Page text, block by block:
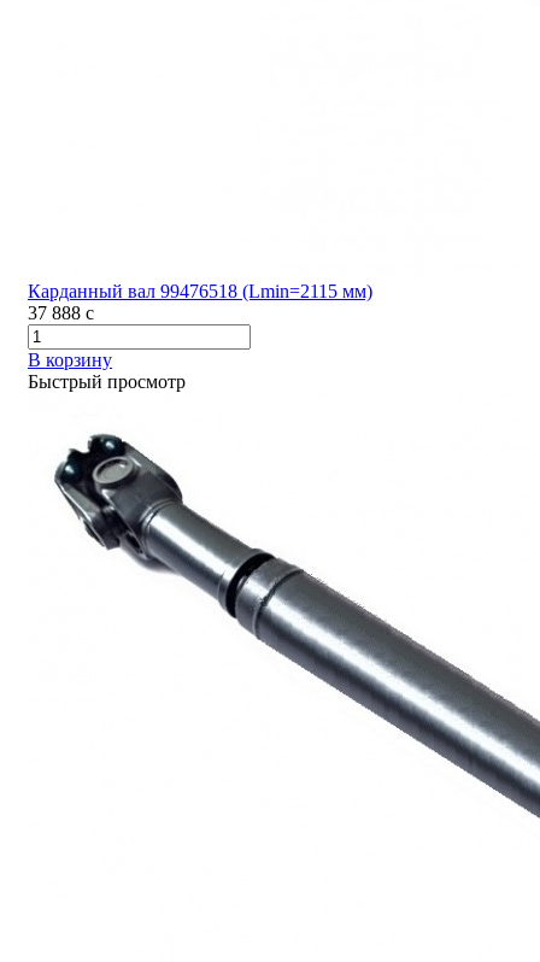
Карданный вал 99476518 (Lmin=2115 мм)
37 888 c
В корзину
Быстрый просмотр